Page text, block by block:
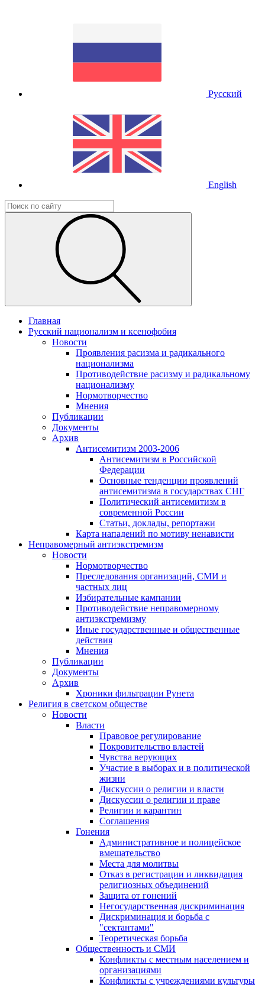
Русский
English
Главная
Русский национализм и ксенофобия
Новости
Проявления расизма и радикального
национализма
Противодействие расизму и радикальному
национализму
Нормотворчество
Мнения
Публикации
Документы
Архив
Антисемитизм 2003-2006
Антисемитизм в Российской
Федерации
Основные тенденции проявлений
антисемитизма в государствах СНГ
Политический антисемитизм в
современной России
Статьи, доклады, репортажи
Карта нападений по мотиву ненависти
Неправомерный антиэкстремизм
Новости
Нормотворчество
Преследования организаций, СМИ и
частных лиц
Избирательные кампании
Противодействие неправомерному
антиэкстремизму
Иные государственные и общественные
действия
Мнения
Публикации
Документы
Архив
Хроники фильтрации Рунета
Религия в светском обществе
Новости
Власти
Правовое регулирование
Покровительство властей
Чувства верующих
Участие в выборах и в политической
жизни
Дискуссии о религии и власти
Дискуссии о религии и праве
Религии и карантин
Соглашения
Гонения
Административное и полицейское
вмешательство
Места для молитвы
Отказ в регистрации и ликвидация
религиозных объединений
Защита от гонений
Негосударственная дискриминация
Дискриминация и борьба с
"сектантами"
Теоретическая борьба
Общественность и СМИ
Конфликты с местным населением и
организациями
Конфликты с учреждениями культуры